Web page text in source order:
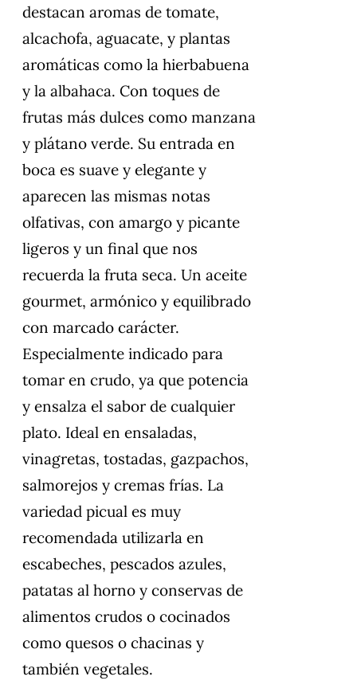
destacan aromas de tomate,
alcachofa, aguacate, y plantas
aromáticas como la hierbabuena
y la albahaca. Con toques de
frutas más dulces como manzana
y plátano verde. Su entrada en
boca es suave y elegante y
aparecen las mismas notas
olfativas, con amargo y picante
ligeros y un final que nos
recuerda la fruta seca. Un aceite
gourmet, armónico y equilibrado
con marcado carácter.
Especialmente indicado para
tomar en crudo, ya que potencia
y ensalza el sabor de cualquier
plato. Ideal en ensaladas,
vinagretas, tostadas, gazpachos,
salmorejos y cremas frías. La
variedad picual es muy
recomendada utilizarla en
escabeches, pescados azules,
patatas al horno y conservas de
alimentos crudos o cocinados
como quesos o chacinas y
también vegetales.